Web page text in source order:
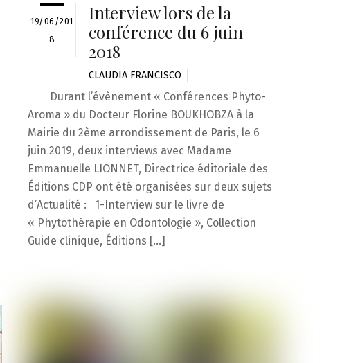
19/06/201
8
Interview lors de la
conférence du 6 juin
2018
CLAUDIA FRANCISCO
Durant l’évènement « Conférences Phyto-
Aroma » du Docteur Florine BOUKHOBZA à la
Mairie du 2ème arrondissement de Paris, le 6
juin 2019, deux interviews avec Madame
Emmanuelle LIONNET, Directrice éditoriale des
Éditions CDP ont été organisées sur deux sujets
d’Actualité : 1-Interview sur le livre de
« Phytothérapie en Odontologie », Collection
Guide clinique, Éditions […]